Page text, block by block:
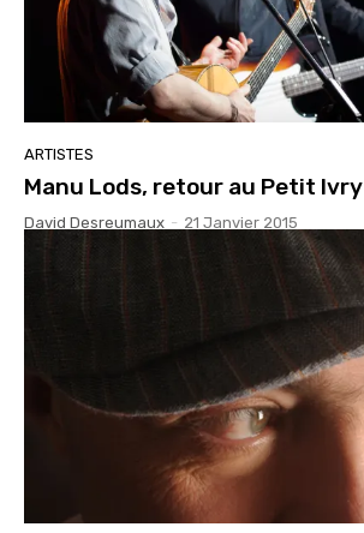
ARTISTES
Manu Lods, retour au Petit Ivry
David Desreumaux - 21 Janvier 2015